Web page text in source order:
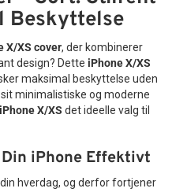
Beskyttelse
X/XS cover, der kombinerer
design? Dette iPhone X/XS
maksimal beskyttelse uden
minimalistiske og moderne
X/XS det ideelle valg til
iPhone Effektivt
hverdag, og derfor fortjener